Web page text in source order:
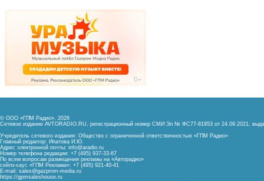
© ООО «ГПМ Радио», 2026
Сетевое издание AVTORADIO.RU, регистрационный номер СМИ Эл № ФС77-81953 от 24.09.2021,
Учредитель сетевого издания: Общество с ограниченной ответственностью «ГПМ Радио»
Главный редактор: Ипатова И.Ю.
Адрес электронной почты: info@aradio.ru
Номер телефона редакции: +7 (495) 937-33-67
По всем вопросам размещения рекламы на «Авторадио»
сейлз-хаус «ГПМ Реклама»: +7 (495) 921-40-41
E-mail: sales@gazprom-media.ru
https://gpmsaleshouse.ru